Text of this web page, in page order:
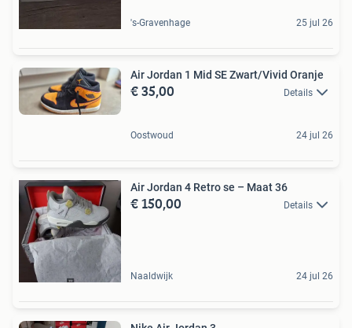
's-Gravenhage 25 jul 26
Air Jordan 1 Mid SE Zwart/Vivid Oranje
€ 35,00 Details
Oostwoud 24 jul 26
Air Jordan 4 Retro se – Maat 36
€ 150,00 Details
Naaldwijk 24 jul 26